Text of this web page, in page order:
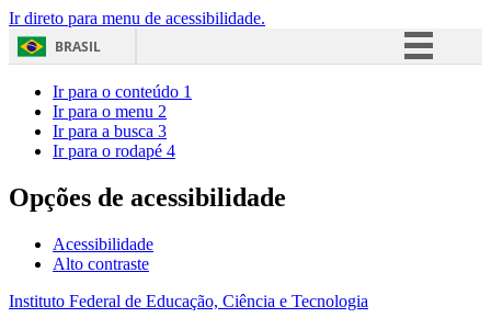
Ir direto para menu de acessibilidade.
BRASIL
Acesso à informação
Ir para o conteúdo 1
Ir para o menu 2
Ir para a busca 3
Ir para o rodapé 4
Opções de acessibilidade
Acessibilidade
Alto contraste
Instituto Federal de Educação, Ciência e Tecnologia